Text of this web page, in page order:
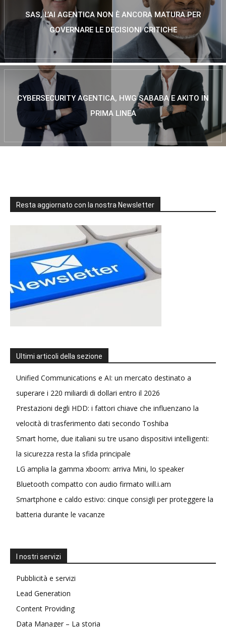
SAS, L’AI AGENTICA NON È ANCORA MATURA PER
GOVERNARE LE DECISIONI CRITICHE
CYBERSECURITY AGENTICA, HWG SABABA E AKITO IN
PRIMA LINEA
Resta aggiornato con la nostra Newsletter
Ultimi articoli della sezione
Unified Communications e AI: un mercato destinato a
superare i 220 miliardi di dollari entro il 2026
Prestazioni degli HDD: i fattori chiave che influenzano la
velocità di trasferimento dati secondo Toshiba
Smart home, due italiani su tre usano dispositivi intelligenti:
la sicurezza resta la sfida principale
LG amplia la gamma xboom: arriva Mini, lo speaker
Bluetooth compatto con audio firmato will.i.am
Smartphone e caldo estivo: cinque consigli per proteggere la
batteria durante le vacanze
I nostri servizi
Pubblicità e servizi
Lead Generation
Content Providing
Data Manager – La storia